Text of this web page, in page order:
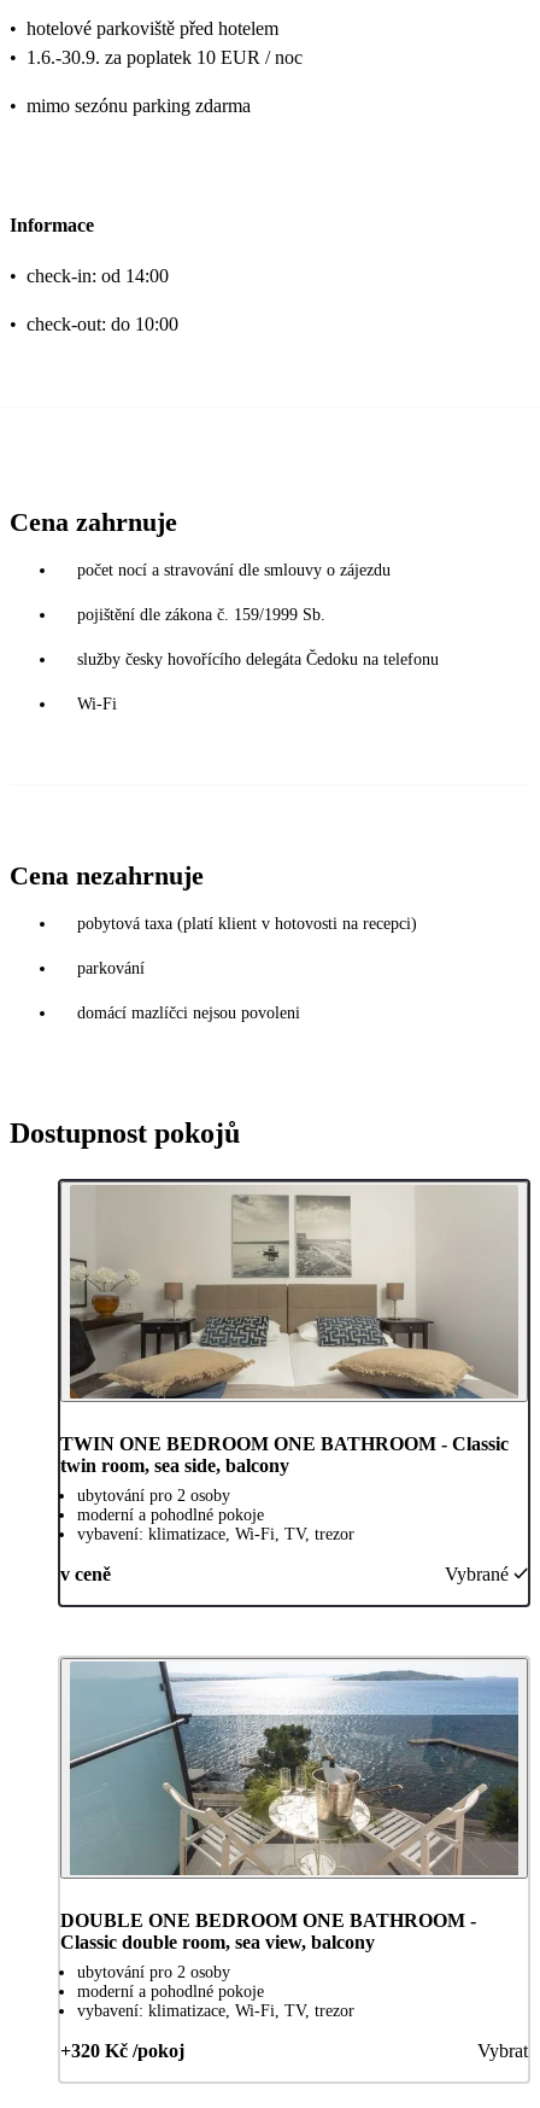
• hotelové parkoviště před hotelem
• 1.6.-30.9. za poplatek 10 EUR / noc
• mimo sezónu parking zdarma
Informace
• check-in: od 14:00
• check-out: do 10:00
Cena zahrnuje
počet nocí a stravování dle smlouvy o zájezdu
pojištění dle zákona č. 159/1999 Sb.
služby česky hovořícího delegáta Čedoku na telefonu
Wi-Fi
Cena nezahrnuje
pobytová taxa (platí klient v hotovosti na recepci)
parkování
domácí mazlíčci nejsou povoleni
Dostupnost pokojů
TWIN ONE BEDROOM ONE BATHROOM - Classic
twin room, sea side, balcony
ubytování pro 2 osoby
moderní a pohodlné pokoje
vybavení: klimatizace, Wi-Fi, TV, trezor
v ceně Vybrané
DOUBLE ONE BEDROOM ONE BATHROOM -
Classic double room, sea view, balcony
ubytování pro 2 osoby
moderní a pohodlné pokoje
vybavení: klimatizace, Wi-Fi, TV, trezor
+320 Kč /pokoj Vybrat